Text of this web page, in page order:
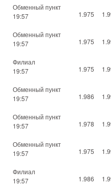
Обменный пункт
19:57
1.975
Обменный пункт
19:57
1.975
Филиал
19:57
1.975
Обменный пункт
19:57
1.986
Обменный пункт
19:57
1.978
Обменный пункт
19:57
1.975
Филиал
19:57
1.986